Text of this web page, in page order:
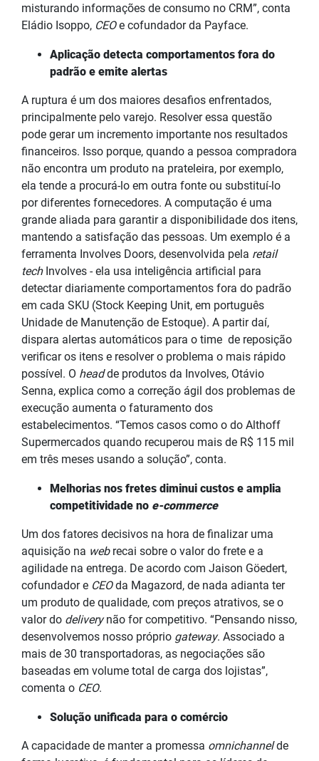
misturando informações de consumo no CRM”, conta
Eládio Isoppo, CEOe cofundador da Payface.
Aplicação detecta comportamentos fora do
padrão e emite alertas
A ruptura é um dos maiores desafios enfrentados,
principalmente pelo varejo. Resolver essa questão
pode gerar um incremento importante nos resultados
financeiros. Isso porque, quando a pessoa compradora
não encontra um produto na prateleira, por exemplo,
ela tende a procurá-lo em outra fonte ou substituí-lo
por diferentes fornecedores. A computação é uma
grande aliada para garantir a disponibilidade dos itens,
mantendo a satisfação das pessoas. Um exemplo é a
ferramenta Involves Doors, desenvolvida pela retail
techInvolves - ela usa inteligência artificial para
detectar diariamente comportamentos fora do padrão
em cada SKU (Stock Keeping Unit, em português
Unidade de Manutenção de Estoque). A partir daí,
dispara alertas automáticos para o time de reposição
verificar os itens e resolver o problema o mais rápido
possível. O headde produtos da Involves, Otávio
Senna, explica como a correção ágil dos problemas de
execução aumenta o faturamento dos
estabelecimentos. “Temos casos como o do Althoff
Supermercados quando recuperou mais de R$ 115 mil
em três meses usando a solução”, conta.
Melhorias nos fretes diminui custos e amplia
competitividade no e-commerce
Um dos fatores decisivos na hora de finalizar uma
aquisição na web recai sobre o valor do frete e a
agilidade na entrega. De acordo com Jaison Göedert,
cofundador e CEOda Magazord, de nada adianta ter
um produto de qualidade, com preços atrativos, se o
valor do deliverynão for competitivo. “Pensando nisso,
desenvolvemos nosso próprio gateway. Associado a
mais de 30 transportadoras, as negociações são
baseadas em volume total de carga dos lojistas”,
comenta o CEO.
Solução unificada para o comércio
A capacidade de manter a promessa omnichannelde